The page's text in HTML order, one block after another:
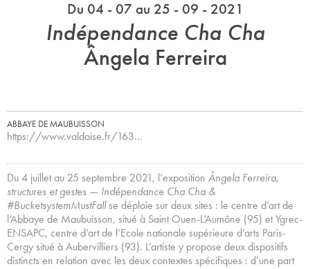
Du 04 - 07 au 25 - 09 - 2021
Indépendance Cha Cha
Ângela Ferreira
ABBAYE DE MAUBUISSON
https://www.valdoise.fr/163…
Du 4 juillet au 25 septembre 2021, l’exposition Ângela Ferreira,
structures et gestes — Indépendance Cha Cha &
#BucketsystemMustFallse déploie sur deux sites : le centre d’art de
l’Abbaye de Maubuisson, situé à Saint Ouen-L’Aumône (95) et Ygrec-
ENSAPC, centre d’art de l’Ecole nationale supérieure d’arts Paris-
Cergy situé à Aubervilliers (93). L’artiste y propose deux dispositifs
distincts en relation avec les deux contextes spécifiques : d’une part